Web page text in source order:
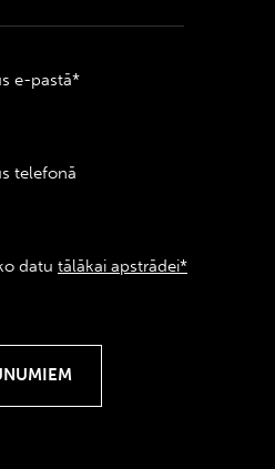
e-pastā*
telefonā
datu tālākai apstrādei*